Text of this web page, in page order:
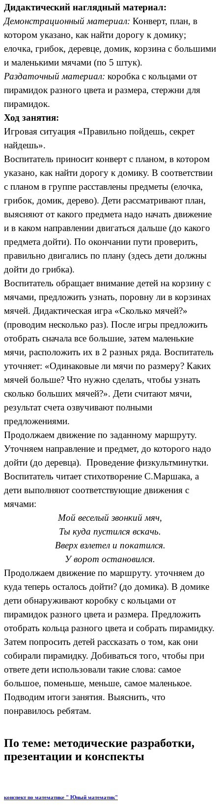
Дидактический наглядный материал:
Демонстрационный материал: Конверт, план, в
котором указано, как найти дорогу к домику;
елочка, грибок, деревце, домик, корзина с большими
и маленькими мячами (по 5 штук).
Раздаточный материал: коробка с кольцами от
пирамидок разного цвета и размера, стержни для
пирамидок.
Ход занятия:
Игровая ситуация «Правильно пойдешь, секрет
найдешь».
Воспитатель приносит конверт с планом, в котором
указано, как найти дорогу к домику. В соответствии
с планом в группе расставлены предметы (елочка,
грибок, домик, дерево). Дети рассматривают план,
выясняют от какого предмета надо начать движение
и в каком направлении двигаться дальше (до какого
предмета дойти). По окончании пути проверить,
правильно двигались по плану (здесь дети должны
дойти до грибка).
Воспитатель обращает внимание детей на корзину с
мячами, предложить узнать, поровну ли в корзинах
мячей. Дидактическая игра «Сколько мячей?»
(проводим несколько раз). После игры предложить
отобрать сначала все большие, затем маленькие
мячи, расположить их в 2 разных ряда. Воспитатель
уточняет: «Одинаковые ли мячи по размеру? Каких
мячей больше? Что нужно сделать, чтобы узнать
сколько больших мячей?». Дети считают мячи,
результат счета озвучивают полными
предложениями.
Продолжаем движение по заданному маршруту.
Уточняем направление и предмет, до которого надо
дойти (до деревца). Проведение физкультминутки.
Воспитатель читает стихотворение С.Маршака, а
дети выполняют соответствующие движения с
мячами:
Мой веселый звонкий мяч,
Ты куда пустился вскачь.
Вверх взлетел и покатился.
У ворот остановился.
Продолжаем движение по маршруту. уточняем до
куда теперь осталось дойти? (до домика). В домике
дети обнаруживают коробку с кольцами от
пирамидок разного цвета и размера. Предложить
отобрать кольца разного цвета и собрать пирамидку.
Затем попросить детей рассказать о том, как они
собирали пирамидку. Добиваться того, чтобы при
ответе дети использовали такие слова: самое
большое, поменьше, меньше, самое маленькое.
Подводим итоги занятия. Выяснить, что
понравилось ребятам.
По теме: методические разработки,
презентации и конспекты
конспект по математике " Юный математик"